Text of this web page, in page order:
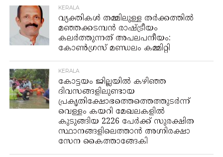
KERALA
വ്യക്തികൾ തമ്മിലുള്ള തർക്കത്തിൽ
മഞ്ഞക്കടമ്പൻ രാഷ്ട്രീയം
കലർത്തുന്നത് അപലപനീയം:
കോൺഗ്രസ് മണ്ഡലം കമ്മിറ്റി
KERALA
​കോട്ടയം ജില്ലയില്‍ കഴിഞ്ഞ
ദിവസങ്ങളിലുണ്ടായ
പ്രകൃതിക്ഷോഭത്തെത്തെത്തുടര്‍ന്ന്
വെള്ളം കയറി മേഖലകളില്‍
കുടുങ്ങിയ 2226 പേര്‍ക്ക് സുരക്ഷിത
സ്ഥാനങ്ങളിലെത്താന്‍ അഗ്നിരക്ഷാ
സേന കൈത്താങ്ങേകി